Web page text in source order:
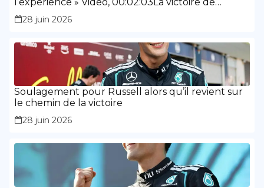
Russell a montré « la maturité et l’expérience »
28 juin 2026
Soulagement pour Russell alors qu’il revient sur
le chemin de la victoire
28 juin 2026